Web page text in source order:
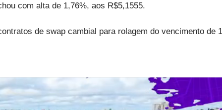
com alta de 1,76%, aos R$5,1555.
de swap cambial para rolagem do vencimento de